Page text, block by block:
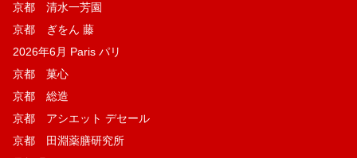
京都 清水一芳園
京都 ぎをん 藤
2026年6月 Paris パリ
京都 菓​心
京都 総造
京都 アシエット デセール
京都 田淵薬膳研究所